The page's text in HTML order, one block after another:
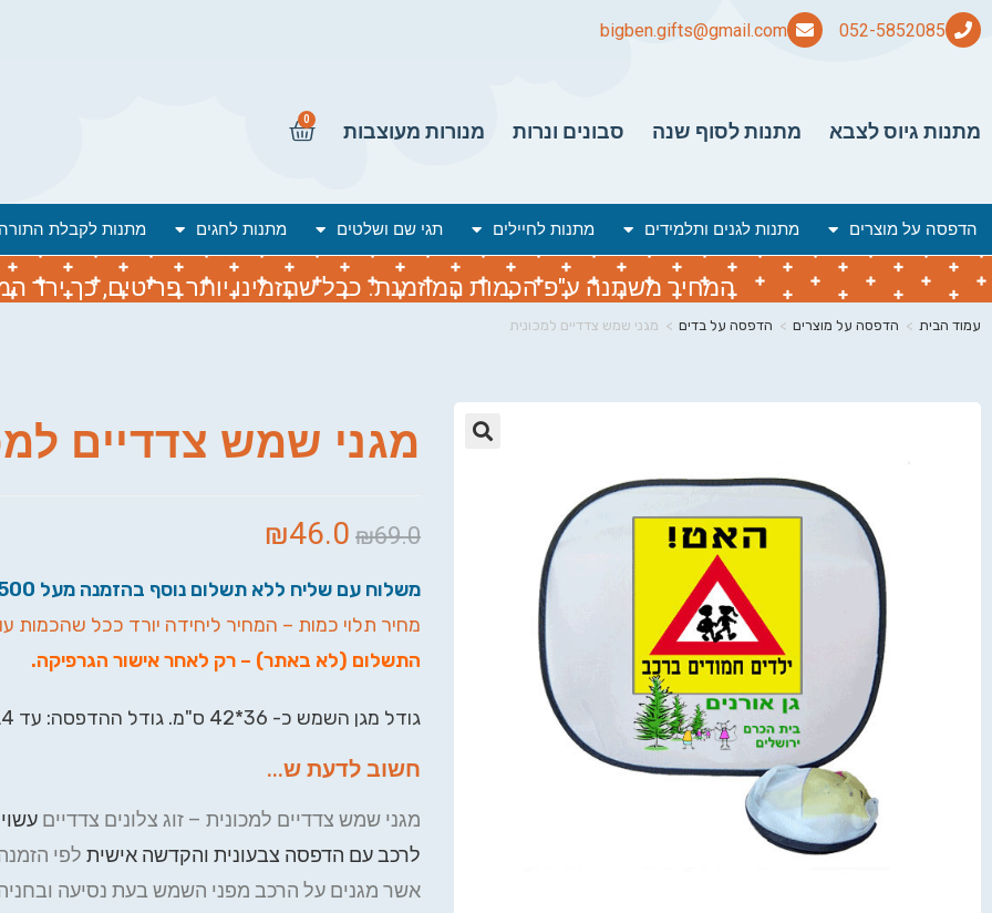
bigben.gifts@gmail.com
מתנות גיוס לצבא מתנות לסוף שנה סבונים ונרות מנורות מעוצבות
0
הדפסה על מוצרים מתנות לגנים ותלמידים מתנות לחיילים תגי שם ושלטים מתנות לחגים מתנות לקבלת התורה
המחיר משתנה ע"פ הכמות המוזמנת. ככל שתזמינו יותר פריטים, כך ירד
עמוד הבית > הדפסה על מוצרים > הדפסה על בדים > מגני שמש צדדיים למכונית
מגני שמש צדדיים
₪69.0
₪46.0
משלוח עם שליח ללא תשלום נוסף בהזמנה מעל 500 ש"ח.
מחיר תלוי כמות – המחיר ליחידה יורד ככל שהכמות
התשלום (לא באתר) – רק לאחר אישור הגרפיקה.
גודל מגן השמש כ- 36*42 ס"מ. גודל ההדפסה: עד A4.
חשוב לדעת ש...
מגני שמש צדדיים למכונית – זוג צלונים צדדיים
לרכב עם הדפסה צבעונית והקדשה אישית לפי
אשר מגנים על הרכב מפני השמש בעת נסיעה